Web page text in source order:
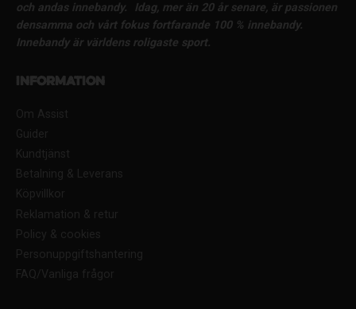
och andas innebandy.
Idag, mer än 20 år senare, är passionen
densamma och vårt fokus fortfarande 100 % innebandy.
Innebandy är världens roligaste sport.
Information
Om Assist
Guider
Kundtjänst
Betalning & Leverans
Köpvillkor
Reklamation & retur
Policy & cookies
Personuppgiftshantering
FAQ/Vanliga frågor